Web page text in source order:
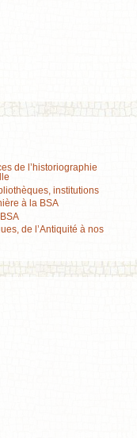
de l’historiographie
institutions
à la BSA
de l’Antiquité à nos